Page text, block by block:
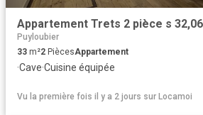
Appartement Trets 2 pièce s
Puyloubier
33 m²2 PiècesAppartement
·Cave·Cuisine équipée
Vu la première fois il y a 2 jours sur Locamoi